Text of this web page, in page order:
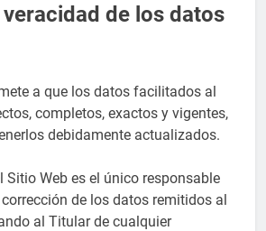
de los datos
a que los datos facilitados al
completos, exactos y vigentes,
debidamente actualizados.
Sitio Web es el único responsable
de los datos remitidos al
al Titular de cualquier